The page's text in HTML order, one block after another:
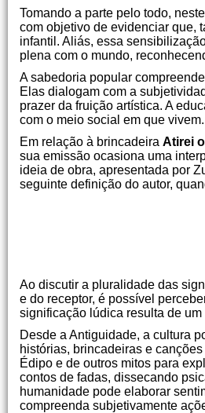
Tomando a parte pelo todo,
com objetivo de evidenciar que,
infantil. Aliás, essa
plena com o mundo,
A sabedoria popular
Elas dialogam com a
prazer da fruição artística. A
com o meio social em que vivem.
Em relação à brincadeira Atirei
sua emissão ocasiona uma
ideia de obra, apresentada por
seguinte definição do autor,
Ao discutir a pluralidade das
e do receptor, é possível
significação lúdica resulta de
Desde a Antiguidade, a cultura
histórias, brincadeiras e
Édipo e de outros mitos para
contos de fadas, dissecando
humanidade pode elaborar
compreenda subjetivamente